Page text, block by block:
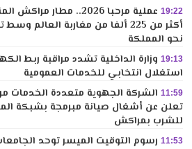
19:22
عملية مرحبا 2026.. مطار
أكثر من 225 ألفا من مغاربة العالم
نحو المملكة
19:13 وزارة الداخلية تشدد مراقبة ربط
استغلال انتخابي للخدمات العمومية
11:59 الشركة الجهوية متعددة
تعلن عن أشغال صيانة مبرمجة بشبكة
للشرب بمراكش
11:53 رسوم التوقيت الميسر توحد